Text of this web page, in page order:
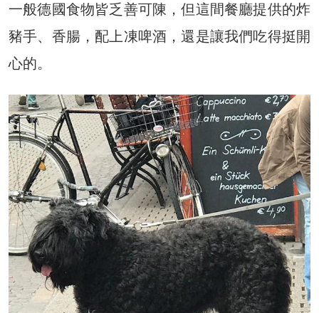
一般德國食物皆乏善可陳，但這間餐廳提供的炸
豬手、香腸，配上凍啤酒，還是讓我們吃得挺開
心的。